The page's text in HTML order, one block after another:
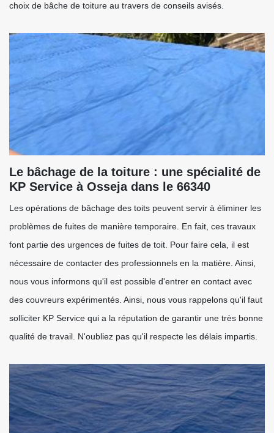
choix de bâche de toiture au travers de conseils avisés.
Le bâchage de la toiture : une spécialité de
KP Service à Osseja dans le 66340
Les opérations de bâchage des toits peuvent servir à éliminer les
problèmes de fuites de manière temporaire. En fait, ces travaux
font partie des urgences de fuites de toit. Pour faire cela, il est
nécessaire de contacter des professionnels en la matière. Ainsi,
nous vous informons qu'il est possible d'entrer en contact avec
des couvreurs expérimentés. Ainsi, nous vous rappelons qu'il faut
solliciter KP Service qui a la réputation de garantir une très bonne
qualité de travail. N'oubliez pas qu'il respecte les délais impartis.